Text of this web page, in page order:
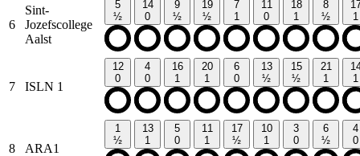
6
Sint-
Jozefscollege
Aalst
5
½
14
0
9
½
19
½
7
1
11
0
18
1
8
½
1
7 ISLN 1
12
0
4
0
16
1
20
1
6
0
13
½
15
½
21
1
1
8 ARA1
1
½
13
1
5
0
11
1
17
½
10
1
3
0
6
½
4
0